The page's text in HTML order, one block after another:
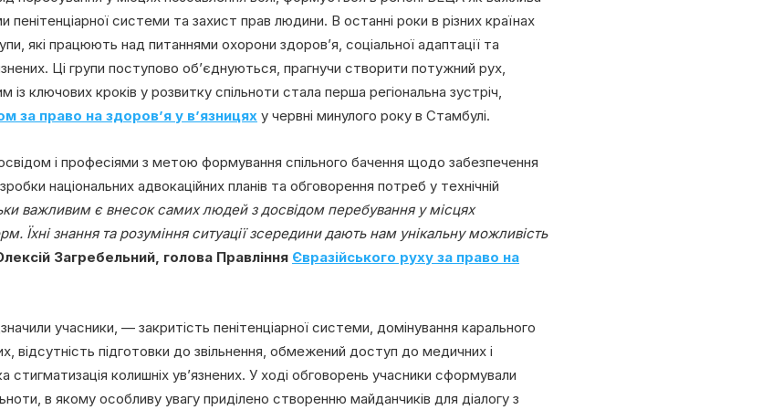
системи та захист прав людини. В останні роки в різних країнах
які працюють над питаннями охорони здоров’я, соціальної адаптації та
Ці групи поступово об’єднуються, прагнучи створити потужний рух,
ключових кроків у розвитку спільноти стала перша регіональна зустріч,
за право на здоров’я у в’язницях у червні минулого року в Стамбулі.
і професіями з метою формування спільного бачення щодо забезпечення
національних адвокаційних планів та обговорення потреб у технічній
важливим є внесок самих людей з досвідом перебування у місцях
Їхні знання та розуміння ситуації зсередини дають нам унікальну можливість
Загребельний, голова Правління Євразійського руху за право на
учасники, — закритість пенітенціарної системи, домінування карального
відсутність підготовки до звільнення, обмежений доступ до медичних і
стигматизація колишніх ув’язнених. У ході обговорень учасники сформували
в якому особливу увагу приділено створенню майданчиків для діалогу з